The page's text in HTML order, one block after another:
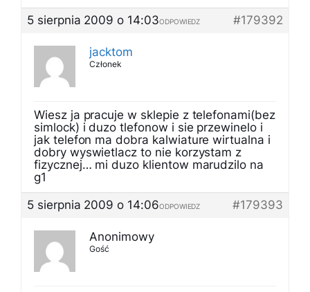
5 sierpnia 2009 o 14:03
#179392
ODPOWIEDZ
jacktom
Członek
Wiesz ja pracuje w sklepie z telefonami(bez
simlock) i duzo tlefonow i sie przewinelo i
jak telefon ma dobra kalwiature wirtualna i
dobry wyswietlacz to nie korzystam z
fizycznej… mi duzo klientow marudzilo na
g1
5 sierpnia 2009 o 14:06
#179393
ODPOWIEDZ
Anonimowy
Gość